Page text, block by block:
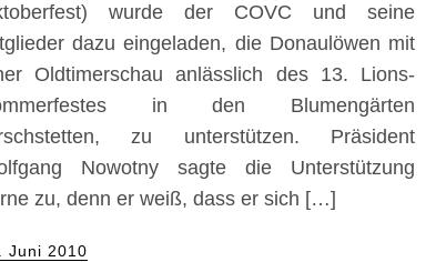
wurde der COVC und seine
dazu eingeladen, die Donaulöwen mit
Oldtimerschau anlässlich des 13. Lions-
in den Blumengärten
zu unterstützen. Präsident
Nowotny sagte die Unterstützung
zu, denn er weiß, dass er sich […]
Juni 2010